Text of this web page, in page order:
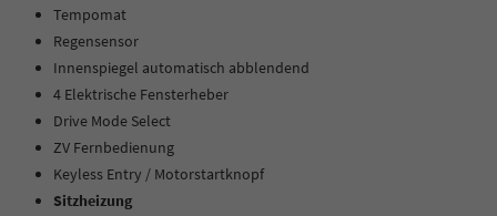
Tempomat
Regensensor
Innenspiegel automatisch abblendend
4 Elektrische Fensterheber
Drive Mode Select
ZV Fernbedienung
Keyless Entry / Motorstartknopf
Sitzheizung